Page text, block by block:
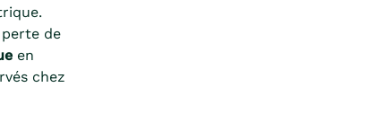
de
en
chez